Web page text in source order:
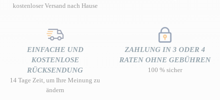
kostenloser Versand nach Hause
EINFACHE UND
KOSTENLOSE
RÜCKSENDUNG
14 Tage Zeit, um Ihre Meinung zu
ändern
ZAHLUNG IN 3 ODER 4
RATEN OHNE GEBÜHREN
100 % sicher